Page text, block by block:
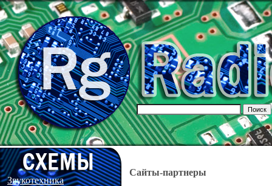
Звукотехника
Сайты-партнеры